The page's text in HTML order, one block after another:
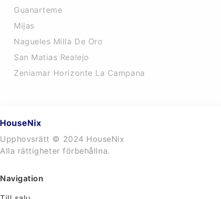
Guanarteme
Mijas
Nagueles Milla De Oro
San Matias Realejo
Zeniamar Horizonte La Campana
Upphovsrätt © 2024 HouseNix
Alla rättigheter förbehållna.
Navigation